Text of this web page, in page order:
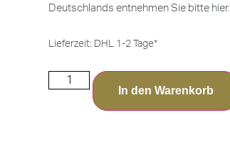
Deutschlands entnehmen Sie bitte hier.
Lieferzeit: DHL 1-2 Tage*
In den Warenkorb